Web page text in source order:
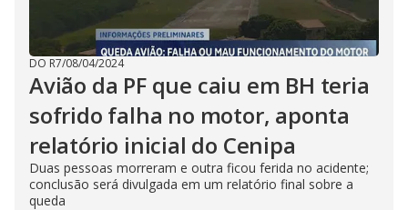
DO R7/08/04/2024
Avião da PF que caiu em BH teria
sofrido falha no motor, aponta
relatório inicial do Cenipa
Duas pessoas morreram e outra ficou ferida no acidente;
conclusão será divulgada em um relatório final sobre a
queda